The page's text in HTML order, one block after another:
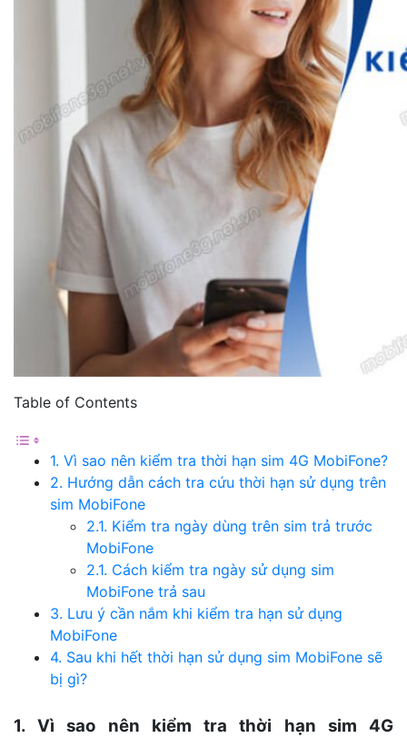
Table of Contents
1. Vì sao nên kiểm tra thời hạn sim 4G MobiFone?
2. Hướng dẫn cách tra cứu thời hạn sử dụng trên
sim MobiFone
2.1. Kiểm tra ngày dùng trên sim trả trước
MobiFone
2.1. Cách kiểm tra ngày sử dụng sim
MobiFone trả sau
3. Lưu ý cần nắm khi kiểm tra hạn sử dụng
MobiFone
4. Sau khi hết thời hạn sử dụng sim MobiFone sẽ
bị gì?
1. Vì sao nên kiểm tra thời hạn sim 4G